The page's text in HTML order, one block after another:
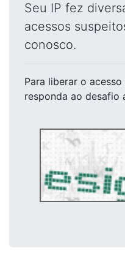
Seu IP fez
acessos
conosco.
Para liberar o acesso
responda ao desafio